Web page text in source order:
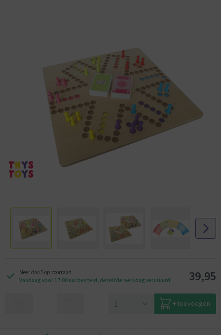
Houten dubbelzijdig spelbord voor 4 en 6 spelers
Formaat 40x40 cm
Uitgebreide spelregels
24 houten pionnen in 6 kleuren
Echte Keezenkaarten 120x, (twee decks van 60 kaarten).
Voor 2 tot 6 spelers vanaf 6 jaar.
Meer dan 5 op voorraad
Vandaag voor 17:00 uur besteld, dezelfde werkdag verstuurd
39,95
toevoegen